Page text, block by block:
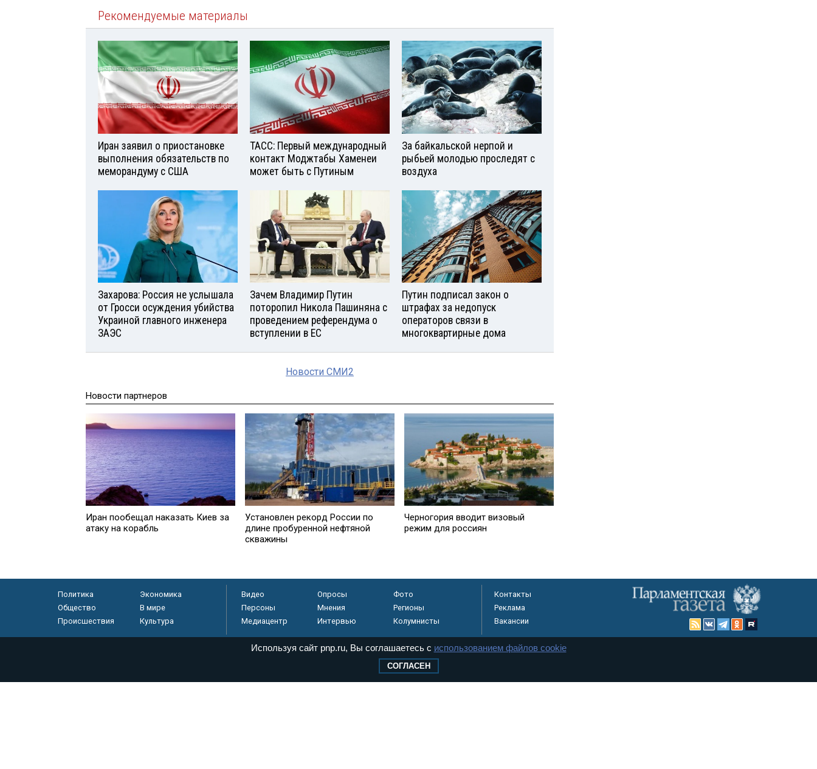
Рекомендуемые материалы
Иран заявил о приостановке
выполнения обязательств по
меморандуму с США
ТАСС: Первый международный
контакт Моджтабы Хаменеи
может быть с Путиным
За байкальской нерпой и
рыбьей молодью проследят с
воздуха
Захарова: Россия не услышала
от Гросси осуждения убийства
Украиной главного инженера
ЗАЭС
Зачем Владимир Путин
поторопил Никола Пашиняна с
проведением референдума о
вступлении в ЕС
Путин подписал закон о
штрафах за недопуск
операторов связи в
многоквартирные дома
Новости СМИ2
Новости партнеров
Иран пообещал наказать Киев за
атаку на корабль
Установлен рекорд России по
длине пробуренной нефтяной
скважины
Черногория вводит визовый
режим для россиян
Политика
Экономика
Общество
В мире
Происшествия
Культура
Видео Опросы
Фото
Персоны
Мнения
Регионы
Медиацентр
Интервью Колумнисты
Контакты
Реклама
Вакансии
Федеральной службе по надзору в сфере связи, информационных технологий и
Используя сайт pnp.ru, Вы соглашаетесь с использованием файлов cookie
СОГЛАСЕН